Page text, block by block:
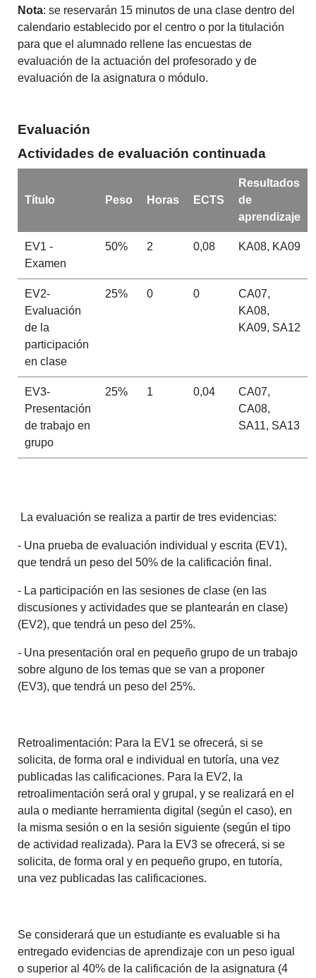
Nota: se reservarán 15 minutos de una clase dentro del
calendario establecido por el centro o por la titulación
para que el alumnado rellene las encuestas de
evaluación de la actuación del profesorado y de
evaluación de la asignatura o módulo.
Evaluación
Actividades de evaluación continuada
Título Peso Horas ECTS
Resultados
de
aprendizaje
EV1 -
Examen
50% 2 0,08 KA08, KA09
EV2-
Evaluación
de la
participación
en clase
25% 0 0
CA07,
KA08,
KA09, SA12
EV3-
Presentación
de trabajo en
grupo
25% 1 0,04
CA07,
CA08,
SA11, SA13
La evaluación se realiza a partir de tres evidencias:
- Una prueba de evaluación individual y escrita (EV1),
que tendrá un peso del 50% de la calificación final.
- La participación en las sesiones de clase (en las
discusiones y actividades que se plantearán en clase)
(EV2), que tendrá un peso del 25%.
- Una presentación oral en pequeño grupo de un trabajo
sobre alguno de los temas que se van a proponer
(EV3), que tendrá un peso del 25%.
Retroalimentación: Para la EV1 se ofrecerá, si se
solicita, de forma oral e individual en tutoría, una vez
publicadas las calificaciones. Para la EV2, la
retroalimentación será oral y grupal, y se realizará en el
aula o mediante herramienta digital (según el caso), en
la misma sesión o en la sesión siguiente (según el tipo
de actividad realizada). Para la EV3 se ofrecerá, si se
solicita, de forma oral y en pequeño grupo, en tutoría,
una vez publicadas las calificaciones.
Se considerará que un estudiante es evaluable si ha
entregado evidencias de aprendizaje con un peso igual
o superior al 40% de la calificación de la asignatura (4